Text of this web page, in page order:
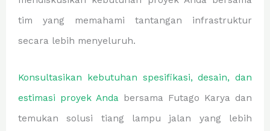
tim yang memahami tantangan infrastruktur
secara lebih menyeluruh.
Konsultasikan kebutuhan spesifikasi, desain, dan
estimasi proyek Anda bersama Futago Karya dan
temukan solusi tiang lampu jalan yang lebih